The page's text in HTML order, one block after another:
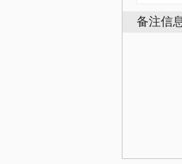
备注信